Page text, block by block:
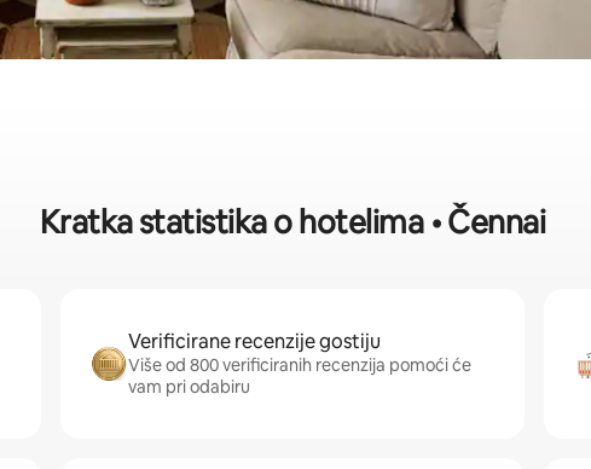
Kratka statistika o hotelima • Čennai
Verificirane recenzije gostiju
Više od 800 verificiranih recenzija pomoći će
vam pri odabiru